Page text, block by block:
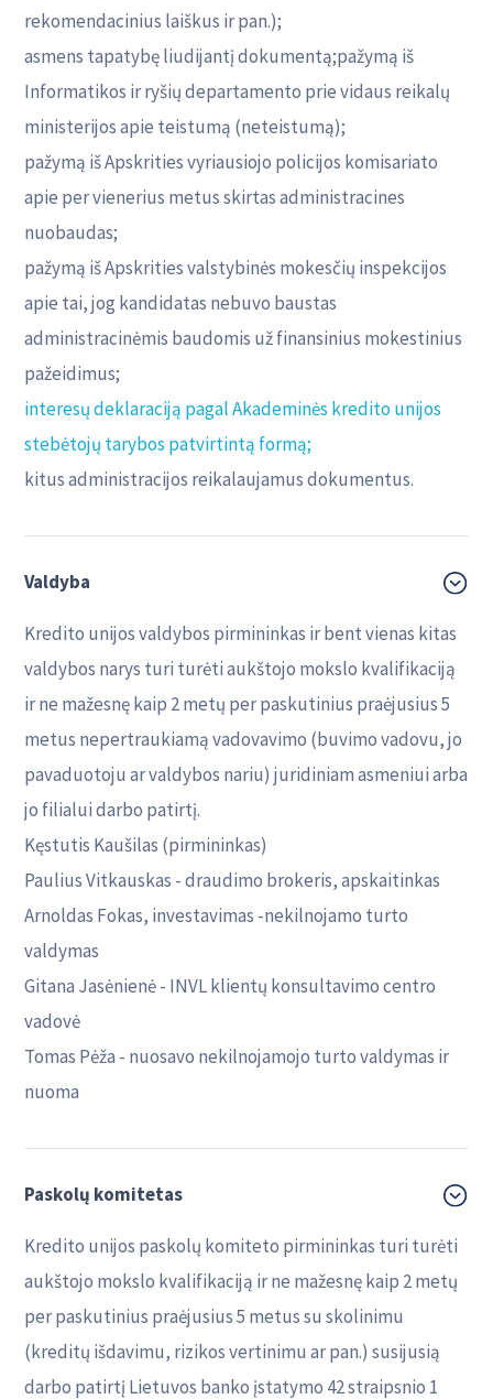
rekomendacinius laiškus ir pan.);
asmens tapatybę liudijantį dokumentą;pažymą iš
Informatikos ir ryšių departamento prie vidaus reikalų
ministerijos apie teistumą (neteistumą);
pažymą iš Apskrities vyriausiojo policijos komisariato
apie per vienerius metus skirtas administracines
nuobaudas;
pažymą iš Apskrities valstybinės mokesčių inspekcijos
apie tai, jog kandidatas nebuvo baustas
administracinėmis baudomis už finansinius mokestinius
pažeidimus;
interesų deklaraciją pagal Akademinės kredito unijos
stebėtojų tarybos patvirtintą formą;
kitus administracijos reikalaujamus dokumentus.
Valdyba
Kredito unijos valdybos pirmininkas ir bent vienas kitas
valdybos narys turi turėti aukštojo mokslo kvalifikaciją
ir ne mažesnę kaip 2 metų per paskutinius praėjusius 5
metus nepertraukiamą vadovavimo (buvimo vadovu, jo
pavaduotoju ar valdybos nariu) juridiniam asmeniui arba
jo filialui darbo patirtį.
Kęstutis Kaušilas (pirmininkas)
Paulius Vitkauskas - draudimo brokeris, apskaitinkas
Arnoldas Fokas, investavimas -nekilnojamo turto
valdymas
Gitana Jasėnienė - INVL klientų konsultavimo centro
vadovė
Tomas Pėža - nuosavo nekilnojamojo turto valdymas ir
nuoma
Paskolų komitetas
Kredito unijos paskolų komiteto pirmininkas turi turėti
aukštojo mokslo kvalifikaciją ir ne mažesnę kaip 2 metų
per paskutinius praėjusius 5 metus su skolinimu
(kreditų išdavimu, rizikos vertinimu ar pan.) susijusią
darbo patirtį Lietuvos banko įstatymo 42 straipsnio 1